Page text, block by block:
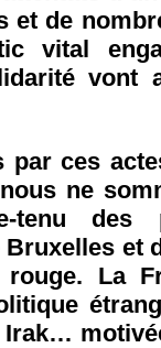
et de
vital
vont
par ces
ne
tenu des
et
La
Irak…